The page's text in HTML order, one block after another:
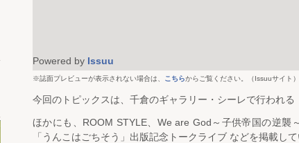
Powered by Issuu
※誌面プレビューが表示されない場合は、 こちらからご覧ください。（Issuuサイト）
今回のトピックスは、千倉のギャラリー・シーレで行われる
ほかにも、ROOM STYLE、We are God～子供帝国の逆襲
「うんこはごちそう」出版記念トークライブ などを掲載して